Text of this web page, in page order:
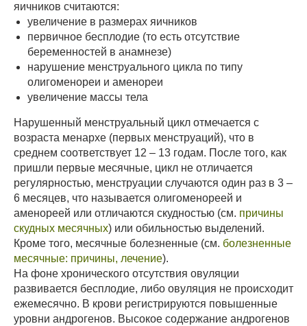
яичников считаются:
увеличение в размерах яичников
первичное бесплодие (то есть отсутствие
беременностей в анамнезе)
нарушение менструального цикла по типу
олигоменореи и аменореи
увеличение массы тела
Нарушенный менструальный цикл отмечается с
возраста менархе (первых менструаций), что в
среднем соответствует 12 – 13 годам. После того, как
пришли первые месячные, цикл не отличается
регулярностью, менструации случаются один раз в 3 –
6 месяцев, что называется олигоменореей и
аменореей или отличаются скудностью (см. причины
скудных месячных) или обильностью выделений.
Кроме того, месячные болезненные (см. болезненные
месячные: причины, лечение).
На фоне хронического отсутствия овуляции
развивается бесплодие, либо овуляция не происходит
ежемесячно. В крови регистрируются повышенные
уровни андрогенов. Высокое содержание андрогенов